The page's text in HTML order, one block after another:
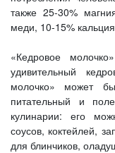
также 25-30%
меди, 10-15%
«Кедровое
удивительный
молочко» может
питательный и
кулинарии: его
соусов, коктейлей,
для блинчиков,